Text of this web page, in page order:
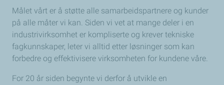
Målet vårt er å støtte alle samarbeidspartnere og kunder
på alle måter vi kan. Siden vi vet at mange deler i en
industrivirksomhet er kompliserte og krever tekniske
fagkunnskaper, leter vi alltid etter løsninger som kan
forbedre og effektivisere virksomheten for kundene våre.
For 20 år siden begynte vi derfor å utvikle en